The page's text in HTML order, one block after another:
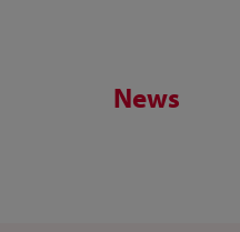
News